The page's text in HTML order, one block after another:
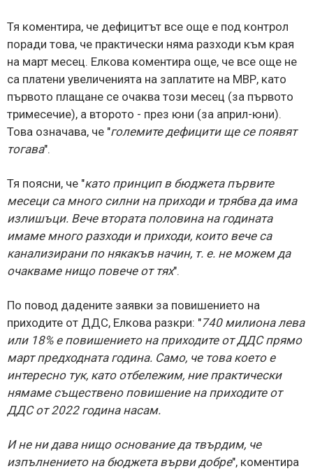
Тя коментира, че дефицитът все още е под контрол
поради това, че практически няма разходи към края
на март месец. Елкова коментира още, че все още не
са платени увеличенията на заплатите на МВР, като
първото плащане се очаква този месец (за първото
тримесечие), а второто - през юни (за април-юни).
Това означава, че "големите дефицити ще се появят
тогава".
Тя поясни, че "като принцип в бюджета първите
месеци са много силни на приходи и трябва да има
излишъци. Вече втората половина на годината
имаме много разходи и приходи, които вече са
канализирани по някакъв начин, т. е. не можем да
очакваме нищо повече от тях".
По повод дадените заявки за повишението на
приходите от ДДС, Елкова разкри: "740 милиона лева
или 18% е повишението на приходите от ДДС прямо
март предходната година. Само, че това което е
интересно тук, като отбележим, ние практически
нямаме съществено повишение на приходите от
ДДС от 2022 година насам.
И не ни дава нищо основание да твърдим, че
изпълнението на бюджета върви добре", коментира